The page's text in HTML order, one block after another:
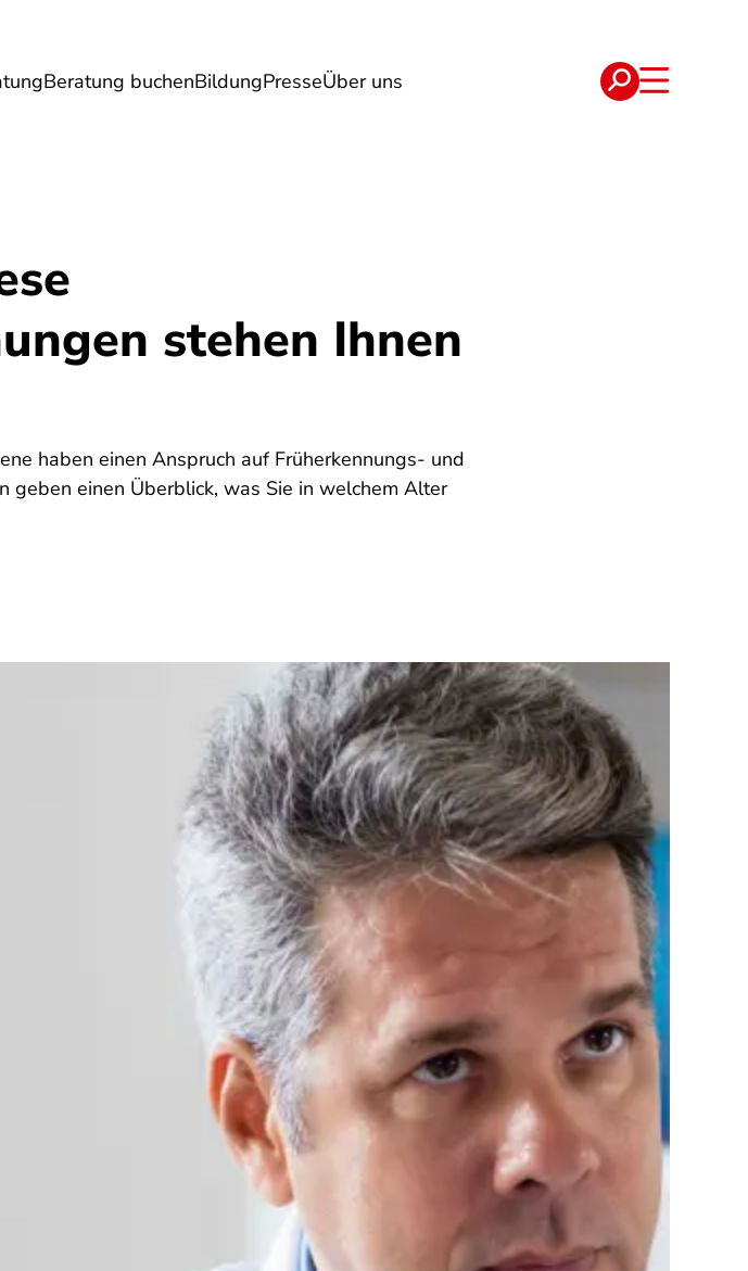
Beratung buchenBildungPresseÜber uns
Energie Reise Verträge
stehen Ihnen
haben einen Anspruch auf Früherkennungs- und
geben einen Überblick, was Sie in welchem Alter